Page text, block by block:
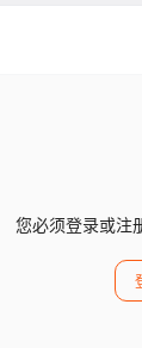
您必须登录或注